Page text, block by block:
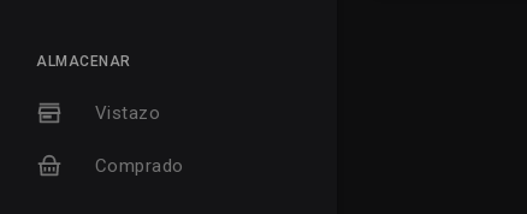
ALMACENAR
Vistazo
Comprado